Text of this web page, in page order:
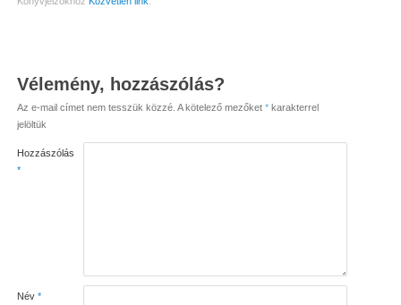
Vélemény, hozzászólás?
Az e-mail címet nem tesszük közzé. A kötelező mezőket *karakterrel
jelöltük
Hozzászólás
*
Név *